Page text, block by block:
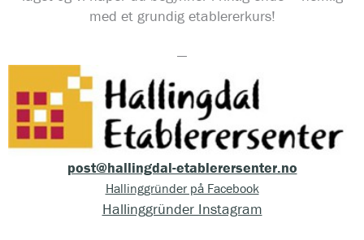
med et grundig etablererkurs!
—
post@hallingdal-etablerersenter.no
Hallinggründer på Facebook
Hallinggründer Instagram